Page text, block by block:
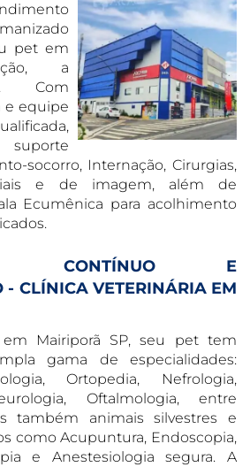
pet em
a
Com
e equipe
socorro, Internação, Cirurgias,
e de imagem, além de
Ecumênica para acolhimento
CONTÍNUO E
- CLÍNICA VETERINÁRIA EM
em Mairiporã SP, seu pet tem
gama de especialidades:
Ortopedia, Nefrologia,
Oftalmologia, entre
também animais silvestres e
como Acupuntura, Endoscopia,
e Anestesiologia segura. A